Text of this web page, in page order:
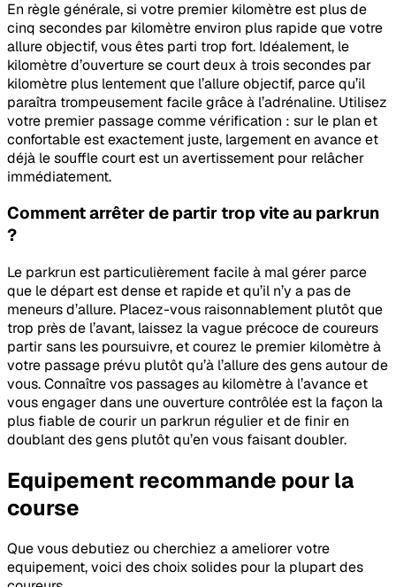
En règle générale, si votre premier kilomètre est plus de
cinq secondes par kilomètre environ plus rapide que votre
allure objectif, vous êtes parti trop fort. Idéalement, le
kilomètre d’ouverture se court deux à trois secondes par
kilomètre plus lentement que l’allure objectif, parce qu’il
paraîtra trompeusement facile grâce à l’adrénaline. Utilisez
votre premier passage comme vérification : sur le plan et
confortable est exactement juste, largement en avance et
déjà le souffle court est un avertissement pour relâcher
immédiatement.
Comment arrêter de partir trop vite au parkrun
?
Le parkrun est particulièrement facile à mal gérer parce
que le départ est dense et rapide et qu’il n’y a pas de
meneurs d’allure. Placez-vous raisonnablement plutôt que
trop près de l’avant, laissez la vague précoce de coureurs
partir sans les poursuivre, et courez le premier kilomètre à
votre passage prévu plutôt qu’à l’allure des gens autour de
vous. Connaître vos passages au kilomètre à l’avance et
vous engager dans une ouverture contrôlée est la façon la
plus fiable de courir un parkrun régulier et de finir en
doublant des gens plutôt qu’en vous faisant doubler.
Equipement recommande pour la
course
Que vous debutiez ou cherchiez a ameliorer votre
equipement, voici des choix solides pour la plupart des